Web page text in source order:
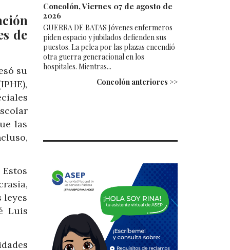
de
su
las
leyes
Luis
Concolón, Viernes 07 de agosto de
2026
GUERRA DE BATAS Jóvenes enfermeros
piden espacio y jubilados defienden sus
puestos. La pelea por las plazas encendió
otra guerra generacional en los
hospitales. Mientras...
Concolón anteriores >>